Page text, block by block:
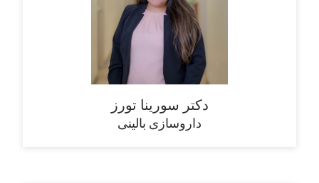
دکتر سورینا تورز
داروسازی بالینی